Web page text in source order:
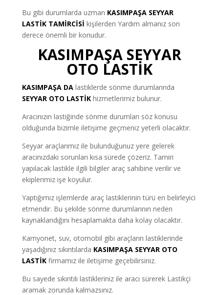
Bu gibi durumlarda uzman KASIMPAŞA SEYYAR
LASTİK TAMİRCİSİ kişilerden Yardım almanız son
derece önemli bir konudur.
KASIMPAŞA SEYYAR
OTO LASTİK
KASIMPAŞA DAlastiklerde sönme durumlarında
SEYYAR OTO LASTİKhizmetlerimiz bulunur.
Aracınızın lastiğinde sönme durumları söz konusu
olduğunda bizimle iletişime geçmeniz yeterli olacaktır.
Seyyar araçlarımız ile bulunduğunuz yere gelerek
aracınızdaki sorunları kısa sürede çözeriz. Tamiri
yapılacak lastikle ilgili bilgiler araç sahibine verilir ve
ekiplerimiz işe koyulur.
Yaptığımız işlemlerde araç lastiklerinin türü en belirleyici
etmendir. Bu şekilde sönme durumlarının neden
kaynaklandığını hesaplamakta daha kolay olacaktır.
Kamyonet, suv, otomobil gibi araçların lastiklerinde
yaşadığınız sıkıntılarda KASIMPAŞA SEYYAR OTO
LASTİKfirmamız ile iletişime geçebilirsiniz.
Bu sayede sıkıntılı lastikleriniz ile aracı sürerek Lastikçi
aramak zorunda kalmazsınız.